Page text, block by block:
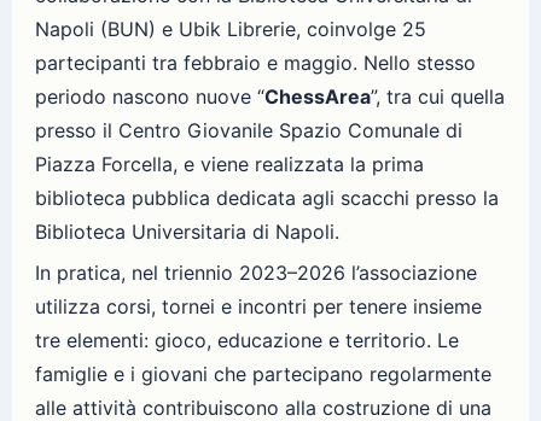
Napoli (BUN) e Ubik Librerie, coinvolge 25
partecipanti tra febbraio e maggio. Nello stesso
periodo nascono nuove “ChessArea”, tra cui quella
presso il Centro Giovanile Spazio Comunale di
Piazza Forcella, e viene realizzata la prima
biblioteca pubblica dedicata agli scacchi presso la
Biblioteca Universitaria di Napoli.
In pratica, nel triennio 2023–2026 l’associazione
utilizza corsi, tornei e incontri per tenere insieme
tre elementi: gioco, educazione e territorio. Le
famiglie e i giovani che partecipano regolarmente
alle attività contribuiscono alla costruzione di una